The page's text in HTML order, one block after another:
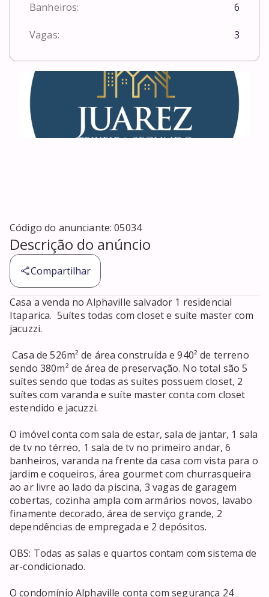
Banheiros: 6
Vagas: 3
Código do anunciante:05034
Descrição do anúncio
Compartilhar
Casa a venda no Alphaville salvador 1 residencial
Itaparica.  5uítes todas com closet e suíte master com
jacuzzi.
Casa de 526m² de área construída e 940² de terreno
sendo 380m² de área de preservação. No total são 5
suítes sendo que todas as suítes possuem closet, 2
suítes com varanda e suíte master conta com closet
estendido e jacuzzi.
O imóvel conta com sala de estar, sala de jantar, 1 sala
de tv no térreo, 1 sala de tv no primeiro andar, 6
banheiros, varanda na frente da casa com vista para o
jardim e coqueiros, área gourmet com churrasqueira
ao ar livre ao lado da piscina, 3 vagas de garagem
cobertas, cozinha ampla com armários novos, lavabo
finamente decorado, área de serviço grande, 2
dependências de empregada e 2 depósitos.
OBS: Todas as salas e quartos contam com sistema de
ar-condicionado.
O condomínio Alphaville conta com segurança 24